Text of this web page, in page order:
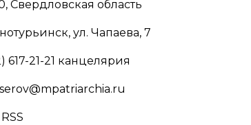
Свердловская область
ул. Чапаева, 7
617-21-21 канцелярия
serov@mpatriarchia.ru